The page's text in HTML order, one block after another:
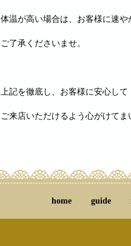
体温が高い場合は、お客様に速
ご了承くださいませ。
上記を徹底し、お客様に安心して
ご来店いただけるよう心がけてま
home guide